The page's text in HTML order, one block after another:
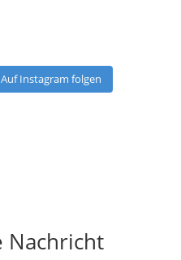
Auf Instagram folgen
Nachricht